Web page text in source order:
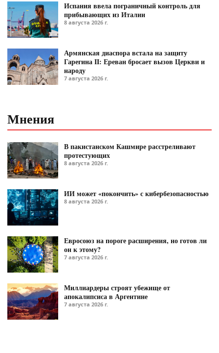
Испания ввела пограничный контроль для
прибывающих из Италии
8 августа 2026 г.
Армянская диаспора встала на защиту
Гарегина II: Ереван бросает вызов Церкви и
народу
7 августа 2026 г.
Мнения
В пакистанском Кашмире расстреливают
протестующих
8 августа 2026 г.
ИИ может «покончить» с кибербезопасностью
8 августа 2026 г.
Евросоюз на пороге расширения, но готов ли
он к этому?
7 августа 2026 г.
Миллиардеры строят убежище от
апокалипсиса в Аргентине
7 августа 2026 г.